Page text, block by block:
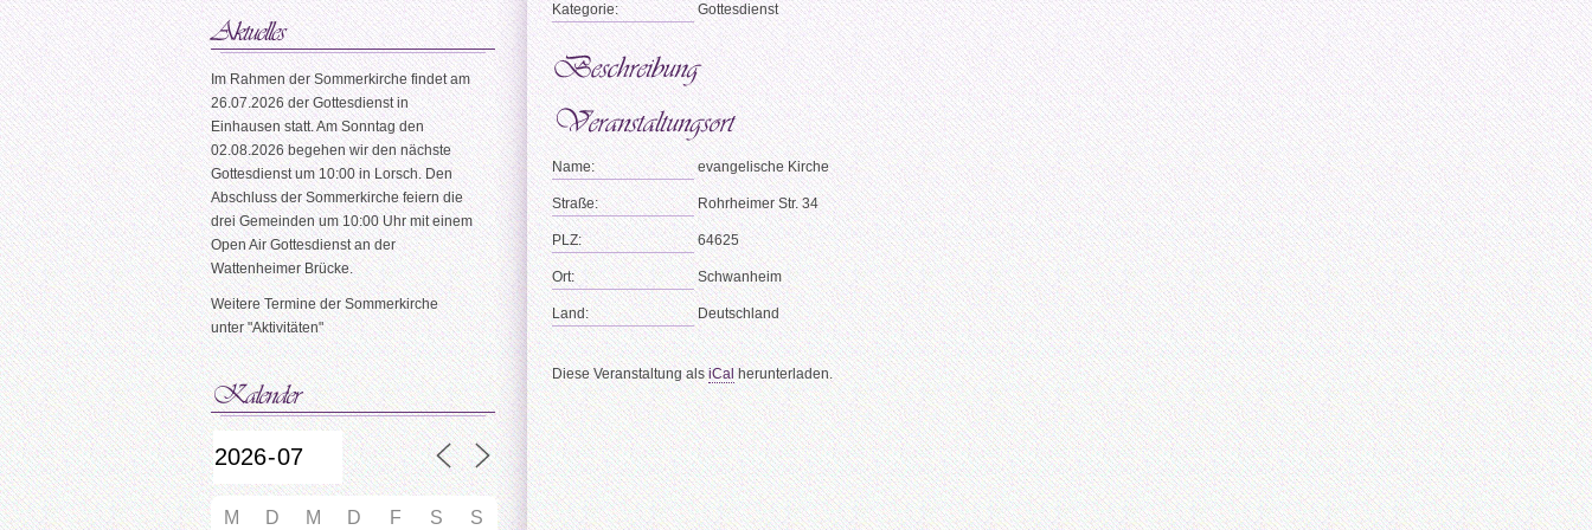
Kategorie: Gottesdienst
Name: evangelische Kirche
Straße: Rohrheimer Str. 34
PLZ: 64625
Ort: Schwanheim
Land: Deutschland
Diese Veranstaltung alsiCal herunterladen.
Im Rahmen der Sommerkirche findet am
26.07.2026 der Gottesdienst in
Einhausen statt. Am Sonntag den
02.08.2026 begehen wir den nächste
Gottesdienst um 10:00 in Lorsch. Den
Abschluss der Sommerkirche feiern die
drei Gemeinden um 10:00 Uhr mit einem
Open Air Gottesdienst an der
Wattenheimer Brücke.
Weitere Termine der Sommerkirche
unter "Aktivitäten"
M D M D F S S